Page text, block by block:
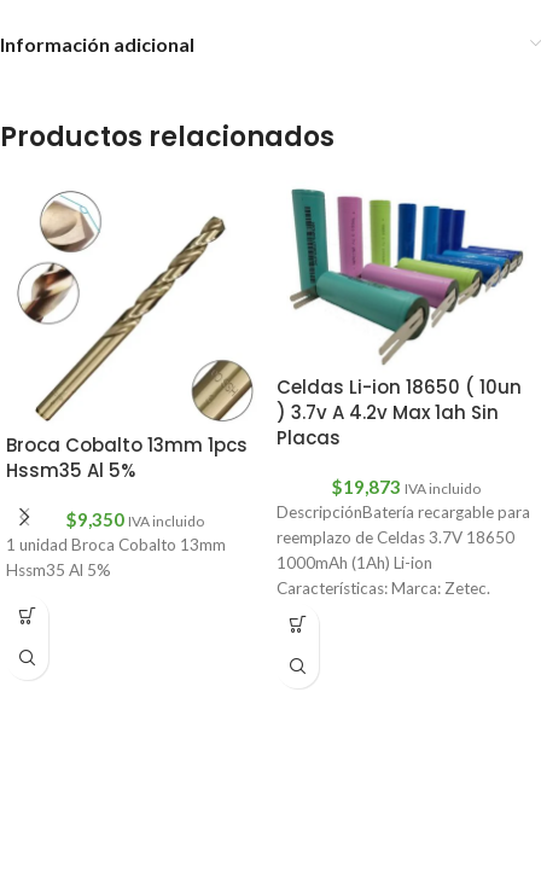
Información adicional
Productos relacionados
Broca Cobalto 13mm 1pcs
Hssm35 Al 5%
$9,350 IVA incluido
1 unidad Broca Cobalto 13mm
Hssm35 Al 5%
Celdas Li-ion 18650 ( 10un
) 3.7v A 4.2v Max 1ah Sin
Placas
$19,873 IVA incluido
DescripciónBatería recargable para
reemplazo de Celdas 3.7V 18650
1000mAh (1Ah) Li-ion
Características: Marca: Zetec.
100% de calidad 100% Q.C. de